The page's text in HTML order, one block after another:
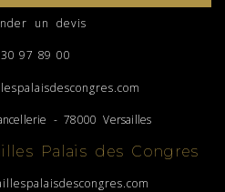
un devis
97 89 00
- 78000 Versailles
Palais des Congres